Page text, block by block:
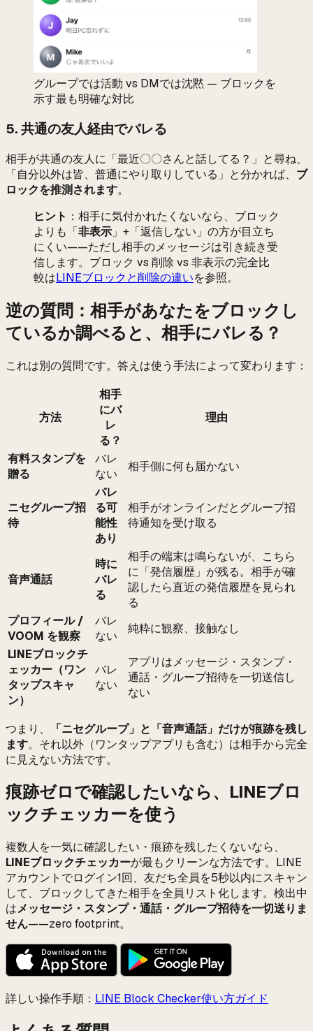
グループでは活動 vs DMでは沈黙 — ブロックを
示す最も明確な対比
5. 共通の友人経由でバレる
相手が共通の友人に「最近〇〇さんと話してる？」と尋ね、
「自分以外は皆、普通にやり取りしている」と分かれば、 ブ
ロックを推測されます。
ヒント ：相手に気付かれたくないなら、ブロック
よりも「非表示 」+「返信しない」の方が目立ち
にくい——ただし相手のメッセージは引き続き受
信します。ブロック vs 削除 vs 非表示の完全比
較はLINEブロックと削除の違いを参照。
逆の質問：相手があなたをブロックし
ているか調べると、相手にバレる？
これは別の質問です。答えは使う手法によって変わります：
方法
相手
にバ
レ
る？
理由
有料スタンプを
贈る
バレ
ない
相手側に何も届かない
ニセグループ招
待
バレ
る可
能性
あり
相手がオンラインだとグループ招
待通知を受け取る
音声通話
時に
バレ
る
相手の端末は鳴らないが、こちら
に「発信履歴」が残る。相手が確
認したら直近の発信履歴を見られ
る
プロフィール /
VOOM を観察
バレ
ない
純粋に観察、接触なし
LINEブロックチ
ェッカー（ワン
タップスキャ
ン）
バレ
ない
アプリはメッセージ・スタンプ・
通話・グループ招待を一切送信し
ない
つまり、
「ニセグループ」と「音声通話」だけが痕跡を残し
ます。それ以外（ワンタップアプリも含む）は相手から完全
に見えない方法です。
痕跡ゼロで確認したいなら、LINEブロ
ックチェッカーを使う
複数人を一気に確認したい・痕跡を残したくないなら、
LINEブロックチェッカーが最もクリーンな方法です。LINE
アカウントでログイン1回、友だち全員を5秒以内にスキャン
して、ブロックしてきた相手を全員リスト化します。検出中
はメッセージ・スタンプ・通話・グループ招待を一切送りま
せん——zero footprint。
詳しい操作手順： LINE Block Checker使い方ガイド